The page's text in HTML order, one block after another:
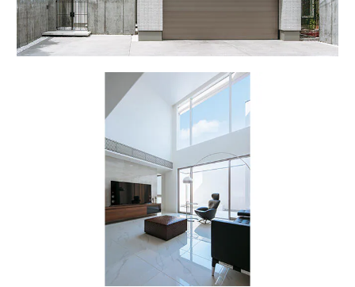
海外事業
ミサワアイデンティティ